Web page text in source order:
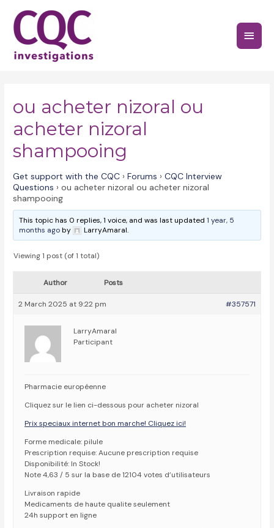
content
Main
ou acheter nizoral ou
acheter nizoral
shampooing
Get support with the CQC › Forums › CQC Interview
Questions › ou acheter nizoral ou acheter nizoral
shampooing
This topic has 0 replies, 1 voice, and was last updated1 year, 5
months agoby LarryAmaral.
Viewing 1 post (of 1 total)
Author Posts
2 March 2025 at 9:22 pm #357571
LarryAmaral
Participant
Pharmacie européenne
Cliquez sur le lien ci-dessous pour acheter nizoral
Prix speciaux internet bon marche! Cliquez ici!
Forme medicale: pilule
Prescription requise: Aucune prescription requise
Disponibilité: In Stock!
Note 4,63 / 5 sur la base de 12104 votes d’utilisateurs
Livraison rapide
Medicaments de haute qualite seulement
24h support en ligne